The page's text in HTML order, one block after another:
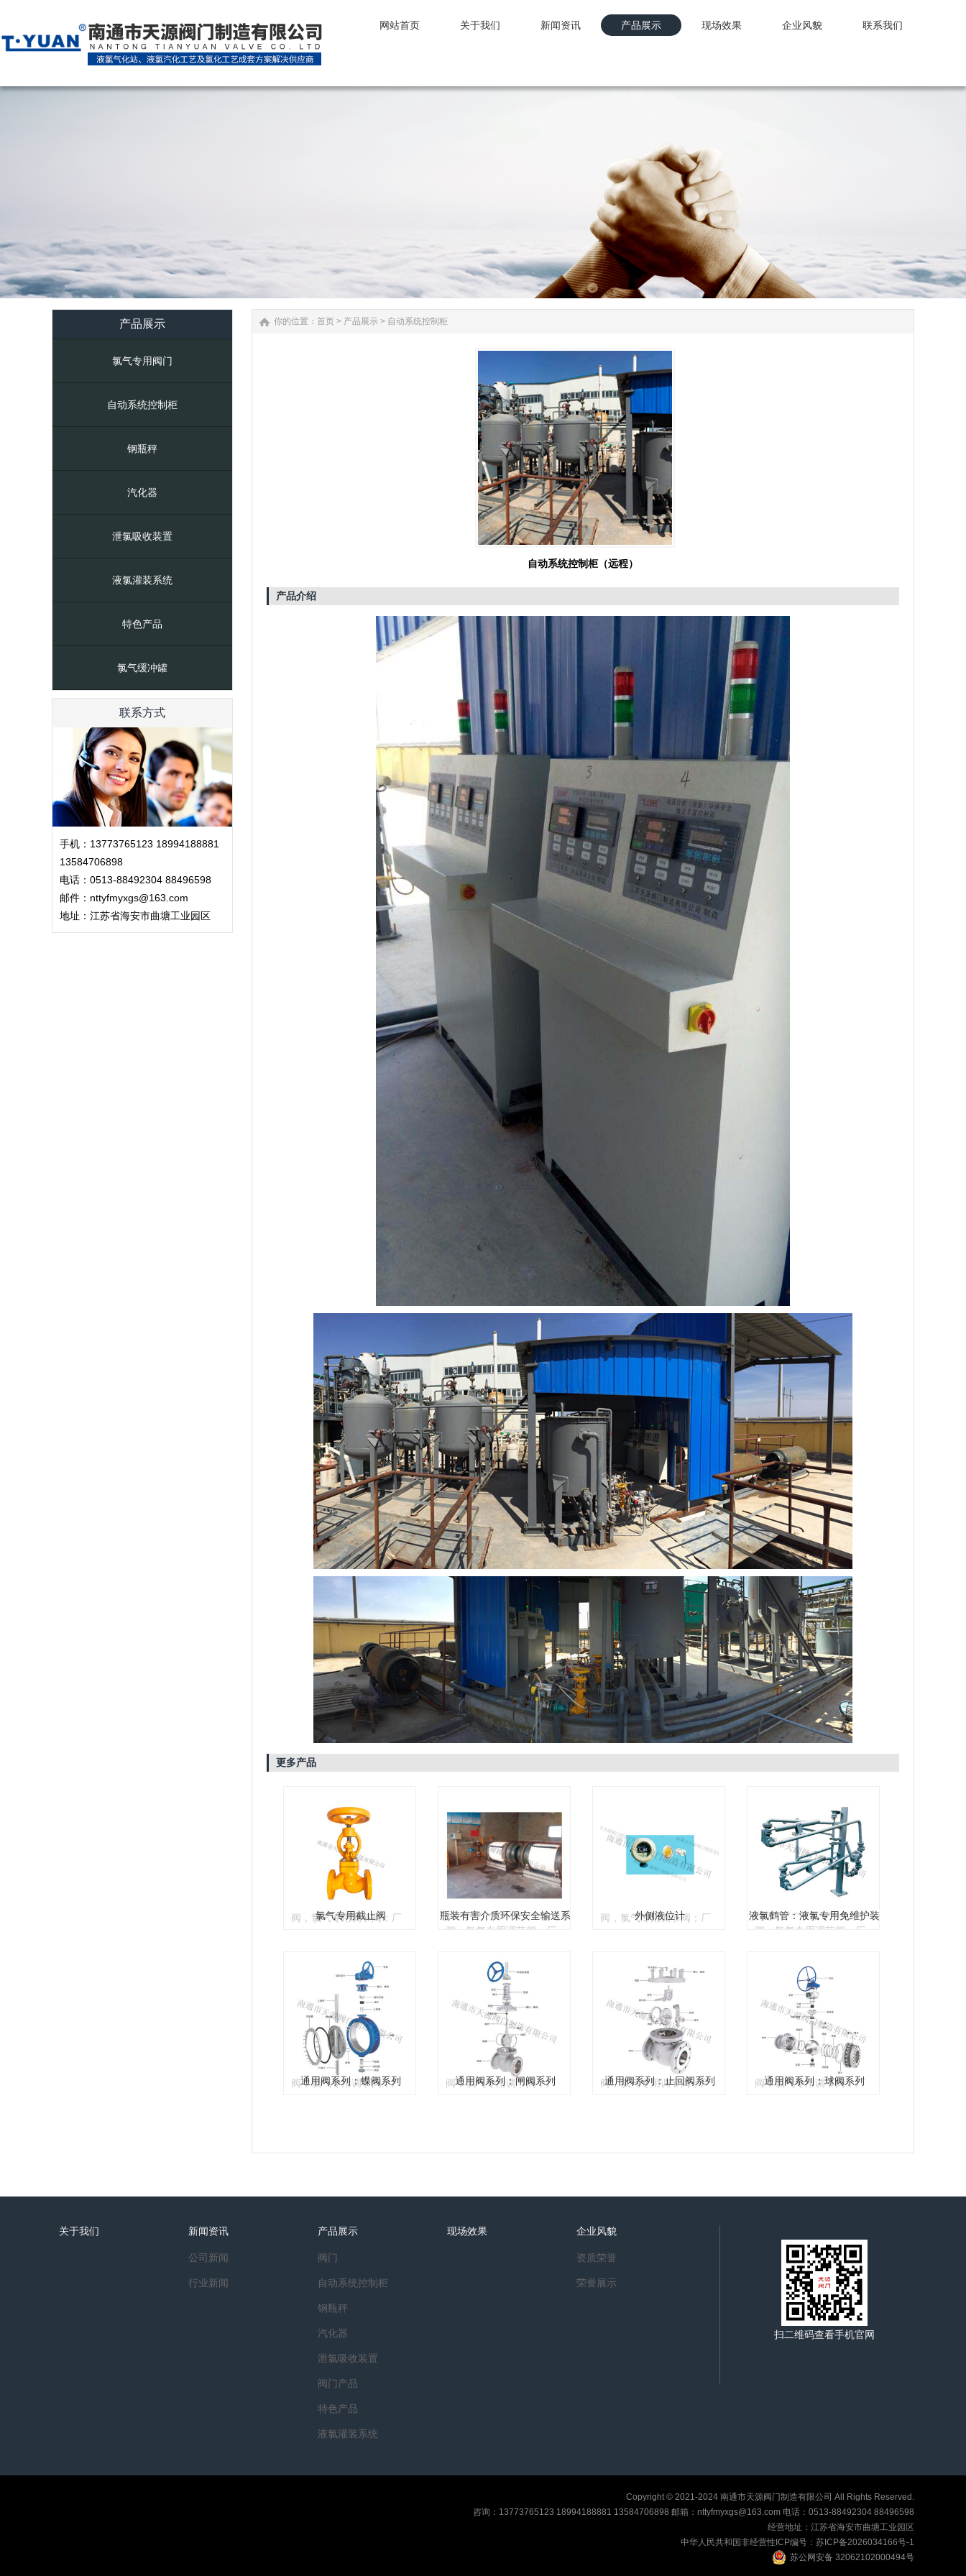
网站首页
关于我们
新闻资讯
产品展示
现场效果
企业风貌
联系我们
产品展示
氯气专用阀门
自动系统控制柜
钢瓶秤
汽化器
泄氯吸收装置
液氯灌装系统
特色产品
氯气缓冲罐
联系方式
手机：13773765123 18994188881
13584706898
电话：0513-88492304 88496598
邮件：nttyfmyxgs@163.com
地址：江苏省海安市曲塘工业园区
你的位置： 首页 > 产品展示 > 自动系统控制柜
自动系统控制柜（远程）
产品介绍
更多产品
氯气专用截止阀
南通市天源阀门制造有限
公司专业生产氯气汽化系
统，液氯汽化系统，氯气
安全输送装置，氯气专用
波纹管切断阀，氯气灌装
阀，氯气专用调节阀；厂
瓶装有害介质环保安全输送系
南通市天源阀门制造有限
公司专业生产氯气汽化系
统，液氯汽化系统，氯气
安全输送装置，氯气专用
波纹管切断阀，氯气灌装
阀，氯气专用调节阀；厂
汽化系统，液氯汽...
外侧液位计
公司专业生产氯气汽化系
统，液氯汽化系统，氯气
安全输送装置，氯气专用
阀，氯气专用调节阀；厂
液氯鹤管：液氯专用免维护装
南通市天源阀门制造有限
公司专业生产氯气汽化系
统，液氯汽化系统，氯气
安全输送装置，氯气专用
波纹管切断阀，氯气灌装
阀，氯气专用调节阀；厂
汽化系统，液氯汽...
通用阀系列：蝶阀系列
南通市天源阀门制造有限
公司专业生产氯气汽化系
统，液氯汽化系统，氯气
安全输送装置，氯气专用
波纹管切断阀，氯气灌装
阀，氯气专用调节阀；厂
通用阀系列：闸阀系列
南通市天源阀门制造有限
公司专业生产氯气汽化系
统，液氯汽化系统，氯气
安全输送装置，氯气专用
波纹管切断阀，氯气灌装
阀，氯气专用调节阀；厂
通用阀系列：止回阀系列
南通市天源阀门制造有限
公司专业生产氯气汽化系
统，液氯汽化系统，氯气
安全输送装置，氯气专用
波纹管切断阀，氯气灌装
阀，氯气专用调节阀；厂
通用阀系列：球阀系列
南通市天源阀门制造有限
公司专业生产氯气汽化系
统，液氯汽化系统，氯气
安全输送装置，氯气专用
波纹管切断阀，氯气灌装
阀，氯气专用调节阀；厂
扫二维码查看手机官网
关于我们 新闻资讯
公司新闻
行业新闻
产品展示
阀门
自动系统控制柜
钢瓶秤
汽化器
泄氯吸收装置
阀门产品
特色产品
液氯灌装系统
现场效果 企业风貌
资质荣誉
荣誉展示
Copyright © 2021-2024 南通市天源阀门制造有限公司 All Rights Reserved.
咨询：13773765123 18994188881 13584706898 邮箱：nttyfmyxgs@163.com 电话：0513-88492304 88496598
经营地址：江苏省海安市曲塘工业园区
中华人民共和国非经营性ICP编号： 苏ICP备2026034166号-1
苏公网安备 32062102000494号